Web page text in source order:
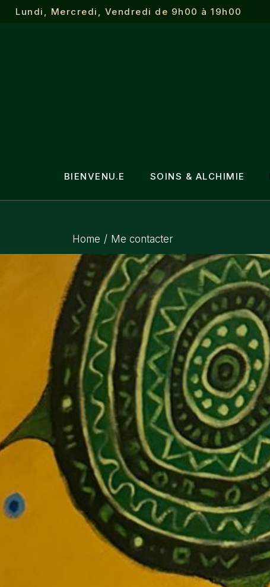
Lundi, Mercredi, Vendredi de 9h00 à 19h00
BIENVENU.E SOINS & ALCHIMIE
Le Massage Alchimique
Les Soins Souverains
L’Éveil du Soi
Psychomagie en nature
Home Me contacter